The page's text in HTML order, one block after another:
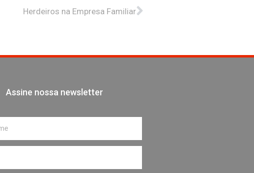
Herdeiros na Empresa FamiliarPróximo
Assine nossa newsletter